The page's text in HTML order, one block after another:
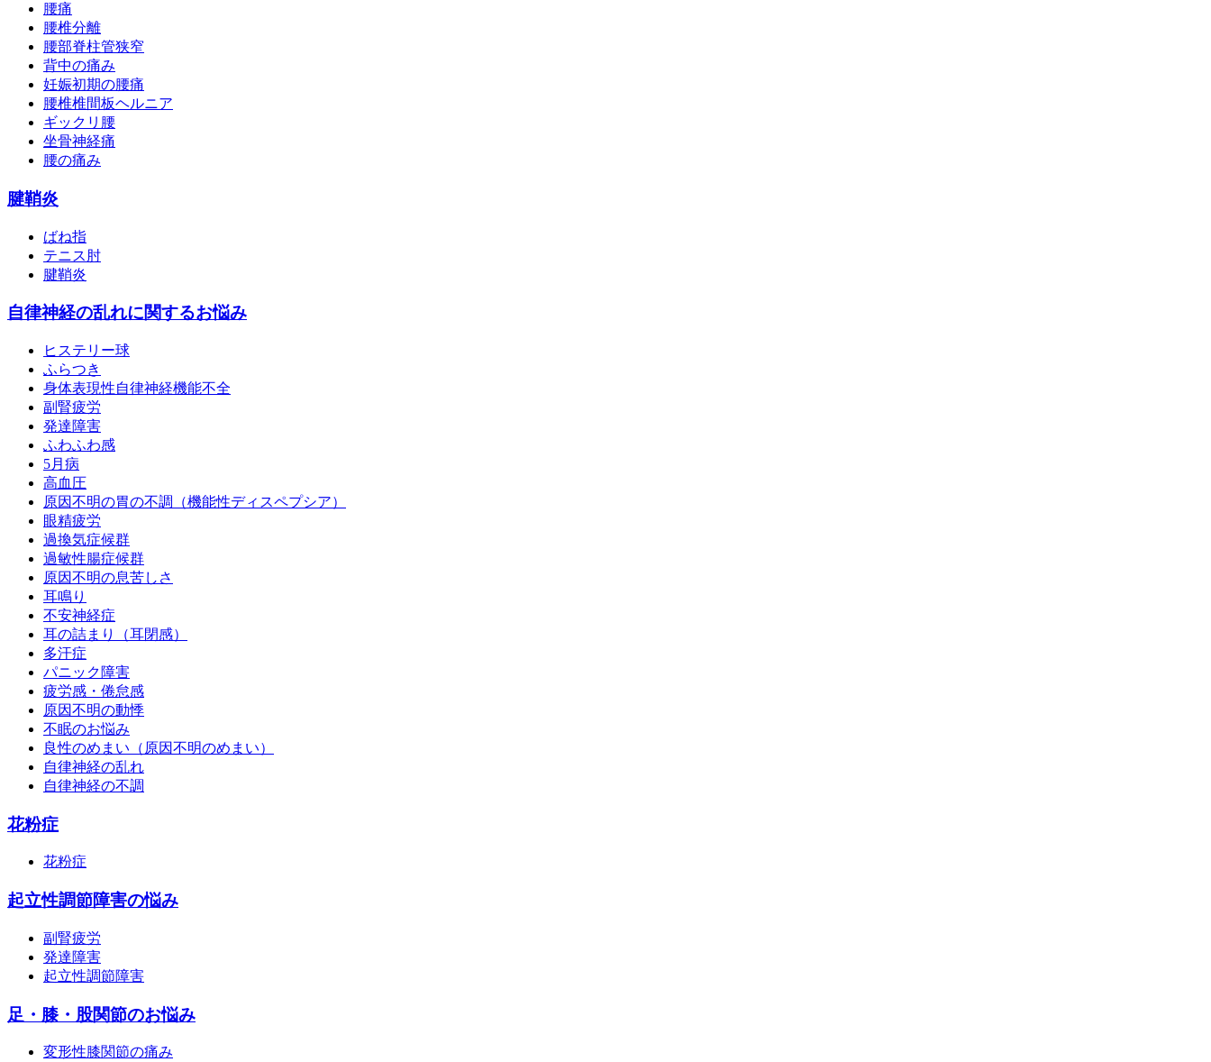
腰痛
腰椎分離
腰部脊柱管狭窄
背中の痛み
妊娠初期の腰痛
腰椎椎間板ヘルニア
ギックリ腰
坐骨神経痛
腰の痛み
腱鞘炎
ばね指
テニス肘
腱鞘炎
自律神経の乱れに関するお悩み
ヒステリー球
ふらつき
身体表現性自律神経機能不全
副腎疲労
発達障害
ふわふわ感
5月病
高血圧
原因不明の胃の不調（機能性ディスペプシア）
眼精疲労
過換気症候群
過敏性腸症候群
原因不明の息苦しさ
耳鳴り
不安神経症
耳の詰まり（耳閉感）
多汗症
パニック障害
疲労感・倦怠感
原因不明の動悸
不眠のお悩み
良性のめまい（原因不明のめまい）
自律神経の乱れ
自律神経の不調
花粉症
花粉症
起立性調節障害の悩み
副腎疲労
発達障害
起立性調節障害
足・膝・股関節のお悩み
変形性膝関節の痛み